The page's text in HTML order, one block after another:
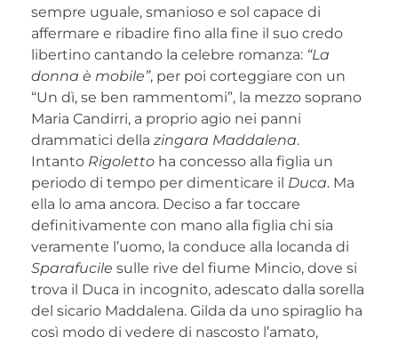
sempre uguale, smanioso e sol capace di
affermare e ribadire fino alla fine il suo credo
libertino cantando la celebre romanza: “La
donna è mobile”, per poi corteggiare con un
“Un dì, se ben rammentomi”, la mezzo soprano
Maria Candirri, a proprio agio nei panni
drammatici della zingara Maddalena.
Intanto Rigoletto ha concesso alla figlia un
periodo di tempo per dimenticare il Duca. Ma
ella lo ama ancora. Deciso a far toccare
definitivamente con mano alla figlia chi sia
veramente l’uomo, la conduce alla locanda di
Sparafucile sulle rive del fiume Mincio, dove si
trova il Duca in incognito, adescato dalla sorella
del sicario Maddalena. Gilda da uno spiraglio ha
così modo di vedere di nascosto l’amato,